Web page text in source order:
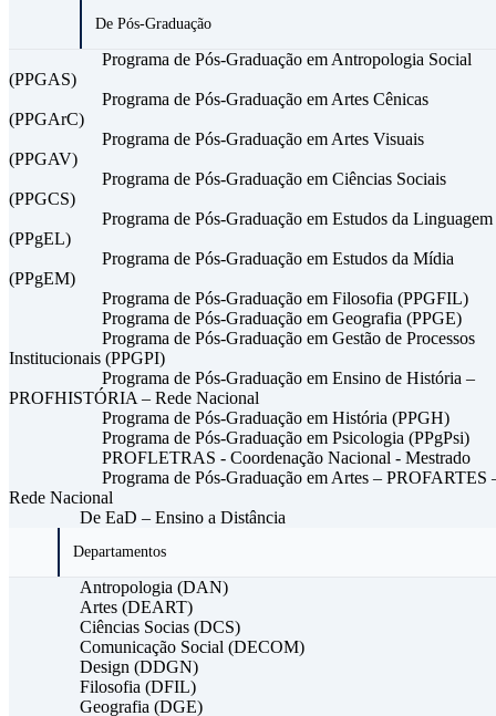
De Pós-Graduação
Programa de Pós-Graduação em Antropologia Social
(PPGAS)
Programa de Pós-Graduação em Artes Cênicas
(PPGArC)
Programa de Pós-Graduação em Artes Visuais
(PPGAV)
Programa de Pós-Graduação em Ciências Sociais
(PPGCS)
Programa de Pós-Graduação em Estudos da Linguagem
(PPgEL)
Programa de Pós-Graduação em Estudos da Mídia
(PPgEM)
Programa de Pós-Graduação em Filosofia (PPGFIL)
Programa de Pós-Graduação em Geografia (PPGE)
Programa de Pós-Graduação em Gestão de Processos
Institucionais (PPGPI)
Programa de Pós-Graduação em Ensino de História –
PROFHISTÓRIA – Rede Nacional
Programa de Pós-Graduação em História (PPGH)
Programa de Pós-Graduação em Psicologia (PPgPsi)
PROFLETRAS - Coordenação Nacional - Mestrado
Programa de Pós-Graduação em Artes – PROFARTES
Rede Nacional
De EaD – Ensino a Distância
Departamentos
Antropologia (DAN)
Artes (DEART)
Ciências Socias (DCS)
Comunicação Social (DECOM)
Design (DDGN)
Filosofia (DFIL)
Geografia (DGE)